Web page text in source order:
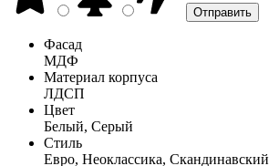
Фасад
МДФ
Материал корпуса
ЛДСП
Цвет
Белый, Серый
Стиль
Евро, Неоклассика, Скандинавский